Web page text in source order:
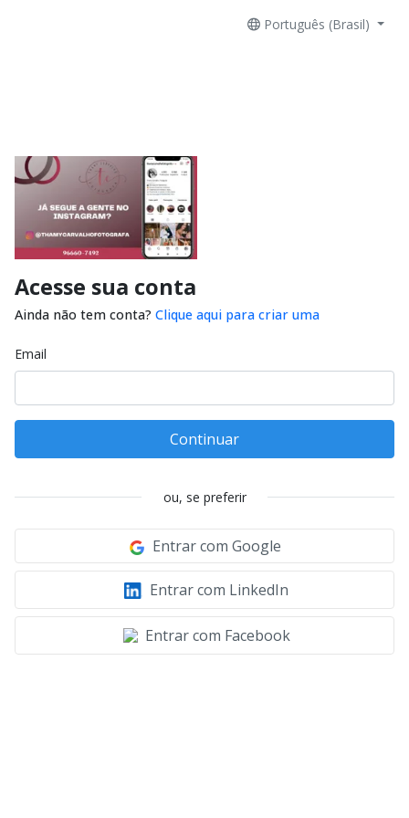
Português (Brasil)
Acesse sua conta
Ainda não tem conta? Clique aqui para criar uma
Email
Continuar
ou, se preferir
Entrar com Google
Entrar com LinkedIn
Entrar com Facebook